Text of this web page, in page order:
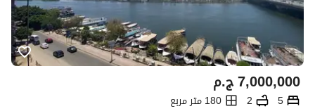
ج.م7,000,000
5
2
180 متر مربع